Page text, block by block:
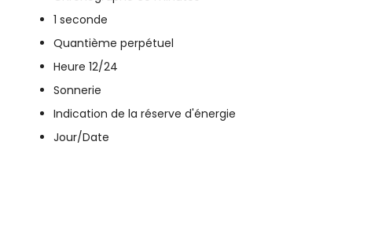
1 seconde
Quantième perpétuel
Heure 12/24
Sonnerie
Indication de la réserve d'énergie
Jour/Date